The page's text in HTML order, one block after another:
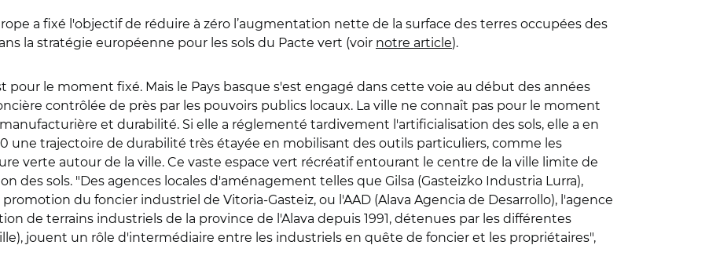
a fixé l'objectif de réduire à zéro l’augmentation nette de la surface des terres occupées des
la stratégie européenne pour les sols du Pacte vert (voir notre article).
pour le moment fixé. Mais le Pays basque s'est engagé dans cette voie au début des années
contrôlée de près par les pouvoirs publics locaux. La ville ne connaît pas pour le moment
et durabilité. Si elle a réglementé tardivement l'artificialisation des sols, elle a en
une trajectoire de durabilité très étayée en mobilisant des outils particuliers, comme les
verte autour de la ville. Ce vaste espace vert récréatif entourant le centre de la ville limite de
des sols. "Des agences locales d'aménagement telles que Gilsa (Gasteizko Industria Lurra),
du foncier industriel de Vitoria-Gasteiz, ou l'AAD (Alava Agencia de Desarrollo), l'agence
de terrains industriels de la province de l'Alava depuis 1991, détenues par les différentes
jouent un rôle d'intermédiaire entre les industriels en quête de foncier et les propriétaires",